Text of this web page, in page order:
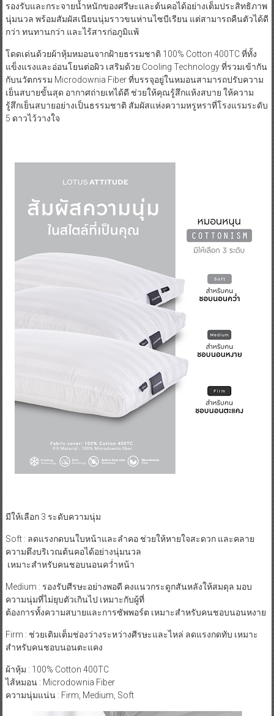
รองรับและกระจายน้ำหนักของศรีษะและต้นคอได้อย่างเต็มประสิทธิภาพ
นุ่มนวล พร้อมสัมผัสเนียนนุ่มราวขนห่านไซบีเรียน แต่สามารถคืนตัวได้ดี
กว่า ทนทานกว่า และไร้สารก่อภูมิแพ้
โดดเด่นด้วยผ้าหุ้มหมอนจากฝ้ายธรรมชาติ 100% Cotton 400TC ที่ทั้ง
แข็งแรงและอ่อนโยนต่อผิว เสริมด้วย Cooling Technology ที่รวมเข้ากัน
กับนวัตกรรม Microdownia Fiber ที่บรรจุอยู่ในหมอนสามารถปรับความ
เย็นสบายขั้นสุด อากาศถ่ายเทได้ดี ช่วยให้คุณรู้สึกแห้งสบาย ให้ความ
รู้สึกเย็นสบายอย่างเป็นธรรมชาติ สัมผัสแห่งความหรูหราที่โรงแรมระดับ
5 ดาวไว้วางใจ
มีให้เลือก 3 ระดับความนุ่ม
Soft ​: ลดแรงกดบนใบหน้าและลำคอ ช่วยให้หายใจสะดวก และคลาย
ความตึงบริเวณต้นคอได้อย่างนุ่มนวล
​ เหมาะสำหรับคนชอบนอนคว่ำหน้า
Medium : รองรับศีรษะอย่างพอดี คงแนวกระดูกสันหลังให้สมดุล มอบ
ความนุ่มที่ไม่ยุบตัวเกินไป เหมาะกับผู้ที่
ต้องการทั้งความสบายและการซัพพอร์ต เหมาะสำหรับคนชอบนอนหงาย
Firm ​: ช่วยเติมเต็มช่องว่างระหว่างศีรษะและไหล่ ลดแรงกดทับ เหมาะ
สำหรับคนชอบนอนตะแคง
ผ้าหุ้ม : 100% Cotton 400TC
ไส้หมอน : Microdownia Fiber
ความนุ่มแน่น : Firm, Medium, Soft